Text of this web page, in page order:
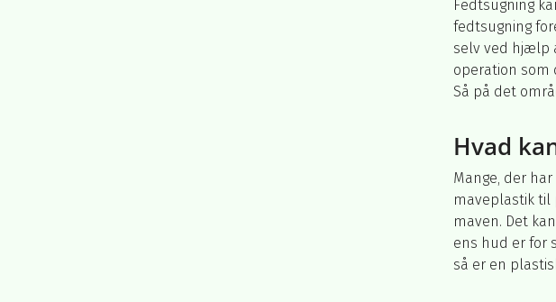
Fedtsugning
fedtsugning
selv ved hjælp
operation som
Så på det
Hvad
Mange, der
maveplastik til
maven. Det
ens hud er for
så er en